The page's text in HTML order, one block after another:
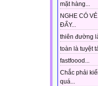
mặt hàng...
NGHE CÓ
ĐẤY...
thiên đường
toàn là tuyệt
fastfoood...
Chắc phải
quá...